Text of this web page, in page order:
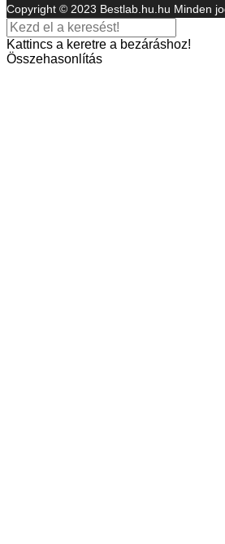
Copyright © 2023 Bestlab.hu.hu Minden
Kattincs a keretre a bezáráshoz!
Összehasonlítás